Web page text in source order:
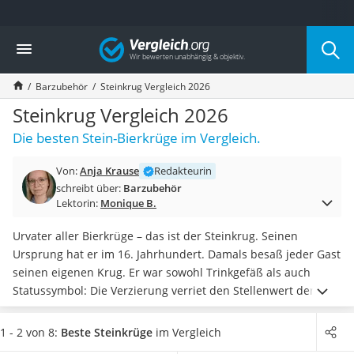
Die beliebtesten Vergleiche nach Kategorie
Haushalt
Wassersprudler
Zentralstaubsauger
Brotbackautomat
Wischroboter
Wäschespinne
Spülmaschinentabs
Akku-Staubsauger
AEG-Waschmaschine
Saug-Wisch-Roboter
Handstaubsauger
Milchaufschäumer
Kondenstrockner
Reiskocher
Vergleich
Barzubehör Steinkrug Vergleich 2026
Steinkrug Vergleich 2026
Die besten Stein-Bierkrüge im Vergleich.
Von:Anja Krause
Redakteurin
schreibt über: Barzubehör
Lektorin: Monique B.
Urvater aller Bierkrüge – das ist der Steinkrug. Seinen
Ursprung hat er im 16. Jahrhundert. Damals besaß jeder Gast
seinen eigenen Krug. Er war sowohl Trinkgefäß als auch
Statussymbol: Die Verzierung verriet den Stellenwert der
Person. Die Besonderheit des Bierkrugs liegt allerdings darin,
dass erdasBierlange kühlt. Wählen Sie jetzt aus unserer
1 - 2 von 8: Beste Steinkrüge im Vergleich